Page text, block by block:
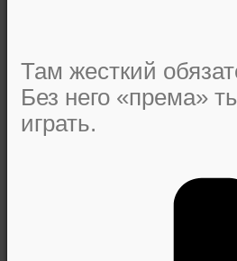
Там жесткий
Без него «према»
играть.